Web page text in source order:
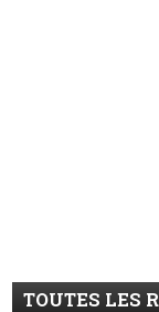
TOUTES LES